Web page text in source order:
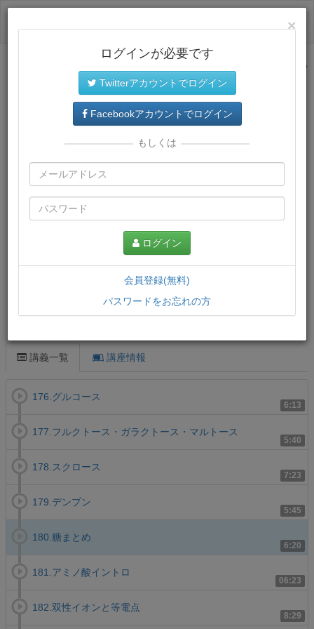
サイトトップに戻る
プレミアム会員では、教材がダウンロードでき、快適な動画
再生環境が提供されます。
講義一覧 講座情報
6:13
176.グルコース
5:40
177.フルクトース・ガラクトース・マルトース
7:23
178.スクロース
5:45
179.デンプン
6:20
180.糖まとめ
06:23
181.アミノ酸イントロ
8:29
182.双性イオンと等電点
×
ログインが必要です
Twitterアカウントでログイン
Facebookアカウントでログイン
もしくは
ログイン
会員登録(無料)
パスワードをお忘れの方